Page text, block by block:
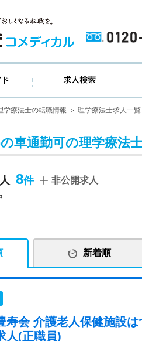
ご利用ガイド 求
学療法士の転職情報 理学療法士求人一覧
車通勤可の理学療法
8 非公開求人
新着順
寿会 介護老人保健施設は
人(正職員)